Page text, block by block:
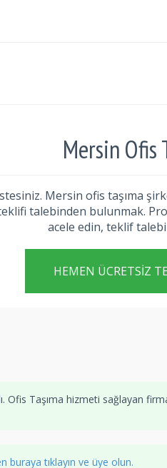
Mersin Ofis
Mersin ofis taşıma
talebinden bulunmak.
acele edin, teklif
HEMEN ÜCRETSIZ
Taşıma hizmeti sağlayan
buraya tıklayın ve üye olun.